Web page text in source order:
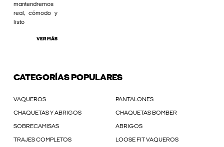
mantendremos
real, cómodo y
listo
VER MÁS
CATEGORÍAS POPULARES
VAQUEROS PANTALONES
CHAQUETAS Y ABRIGOS CHAQUETAS BOMBER
SOBRECAMISAS ABRIGOS
TRAJES COMPLETOS LOOSE FIT VAQUEROS